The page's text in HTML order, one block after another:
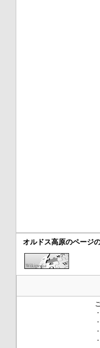
オルドス高原のページ
・
・
・
・